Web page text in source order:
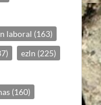
laboral (163)
ezln (225)
(160)